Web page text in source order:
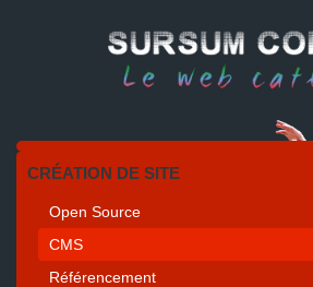
CRÉATION DE SITE
Open Source
CMS
Référencement